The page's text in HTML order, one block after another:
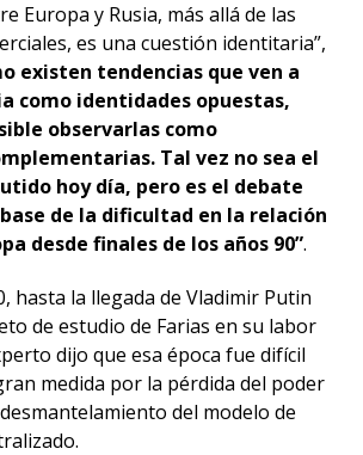
Europa y Rusia, más allá de las
es una cuestión identitaria”,
existen tendencias que ven a
como identidades opuestas,
observarlas como
Tal vez no sea el
hoy día, pero es el debate
de la dificultad en la relación
desde finales de los años 90”.
hasta la llegada de Vladimir Putin
de estudio de Farias en su labor
dijo que esa época fue difícil
medida por la pérdida del poder
del modelo de